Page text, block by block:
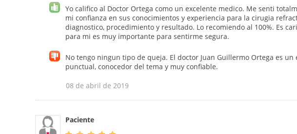
Yo califico al Doctor Ortega como un excelente medico. Me senti
mi confianza en sus conocimientos y experiencia para la cirugia
diagnostico, procedimiento y resultado. Lo recomiendo al 100%. Es
para mi es muy importante para sentirme segura.
No tengo ningun tipo de queja. El doctor Juan Guillermo Ortega es
punctual, conocedor del tema y muy confiable.
08 de abril de 2019
Paciente